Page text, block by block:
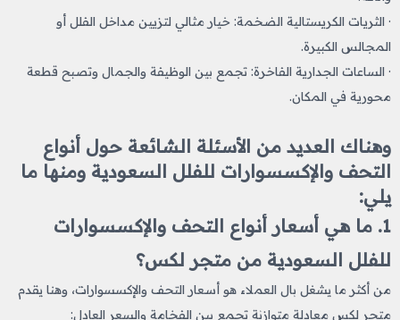
· الثريات الكريستالية الضخمة: خيار مثالي لتزيين مداخل الفلل أو
المجالس الكبيرة.
· الساعات الجدارية الفاخرة: تجمع بين الوظيفة والجمال وتصبح قطعة
محورية في المكان.
وهناك العديد من الأسئلة الشائعة حول أنواع
التحف والإكسسوارات للفلل السعودية ومنها ما
يلي:
1. ما هي أسعار أنواع التحف والإكسسوارات
للفلل السعودية من متجر لكس؟
من أكثر ما يشغل بال العملاء هو أسعار التحف والإكسسوارات، وهنا يقدم
متجر لكس معادلة متوازنة تجمع بين الفخامة والسعر العادل: